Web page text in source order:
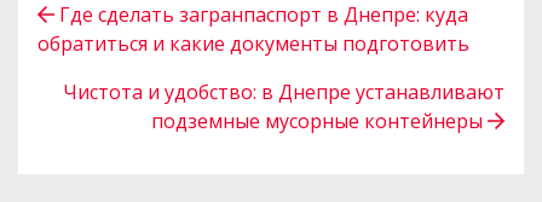
Где сделать загранпаспорт в Днепре: куда
обратиться и какие документы подготовить
Чистота и удобство: в Днепре устанавливают
подземные мусорные контейнеры